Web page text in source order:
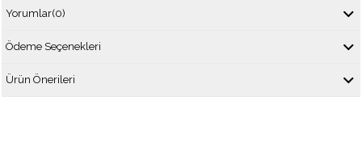
Yorumlar(0)
Ödeme Seçenekleri
Ürün Önerileri